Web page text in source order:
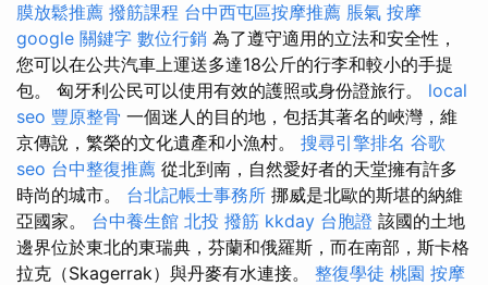
膜放鬆推薦 撥筋課程 台中西屯區按摩推薦 脹氣 按摩
google 關鍵字 數位行銷 為了遵守適用的立法和安全性，
您可以在公共汽車上運送多達18公斤的行李和較小的手提
包。 匈牙利公民可以使用有效的護照或身份證旅行。 local
seo 豐原整骨 一個迷人的目的地，包括其著名的峽灣，維
京傳說，繁榮的文化遺產和小漁村。 搜尋引擎排名 谷歌
seo 台中整復推薦 從北到南，自然愛好者的天堂擁有許多
時尚的城市。 台北記帳士事務所 挪威是北歐的斯堪的納維
亞國家。 台中養生館 北投 撥筋 kkday 台胞證 該國的土地
邊界位於東北的東瑞典，芬蘭和俄羅斯，而在南部，斯卡格
拉克（Skagerrak）與丹麥有水連接。 整復學徒 桃園 按摩